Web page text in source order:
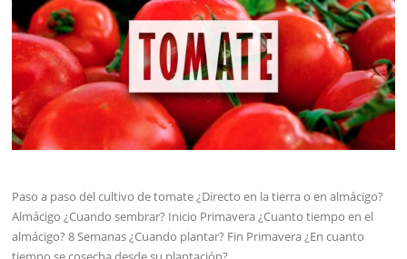
Paso a paso del cultivo de tomate ¿Directo en la tierra o en almácigo?
Almácigo ¿Cuando sembrar? Inicio Primavera ¿Cuanto tiempo en el
almácigo? 8 Semanas ¿Cuando plantar? Fin Primavera ¿En cuanto